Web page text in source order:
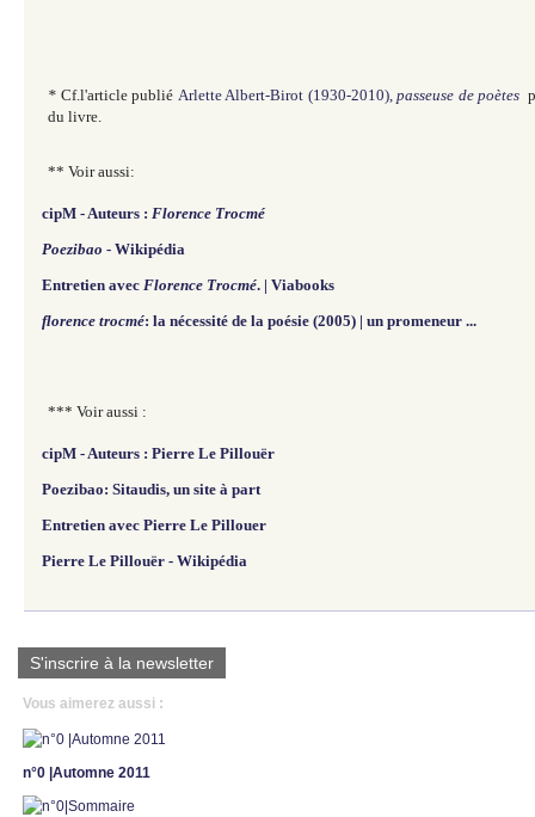
* Cf.l'article publié Arlette Albert-Birot (1930-2010), passeuse de poètes
du livre.
** Voir aussi:
cipM - Auteurs : Florence Trocmé
Poezibao - Wikipédia
Entretien avec Florence Trocmé. | Viabooks
florence trocmé: la nécessité de la poésie (2005) | un promeneur ...
*** Voir aussi :
cipM - Auteurs : Pierre Le Pillouër
Poezibao: Sitaudis, un site à part
Entretien avec Pierre Le Pillouer
Pierre Le Pillouër - Wikipédia
S'inscrire à la newsletter
Vous aimerez aussi :
n°0 |Automne 2011